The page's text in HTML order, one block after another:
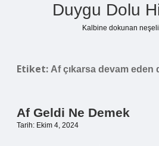
Duygu Dolu
Kalbine dokunan
Etiket: Af çıkarsa devam eden
Af Geldi Ne Demek
Tarih: Ekim 4, 2024